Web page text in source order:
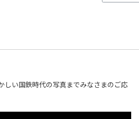
しい国鉄時代の写真までみなさまのご応